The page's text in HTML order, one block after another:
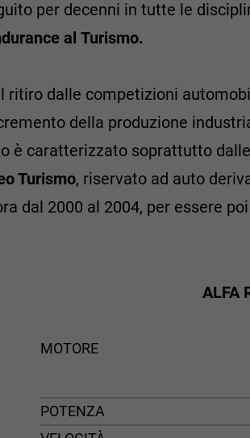
per decenni in tutte le
al Turismo.
ritiro dalle competizioni
della produzione
è caratterizzato soprattutto dalle
Turismo, riservato ad auto
dal 2000 al 2004, per essere
ALFA
MOTORE
POTENZA